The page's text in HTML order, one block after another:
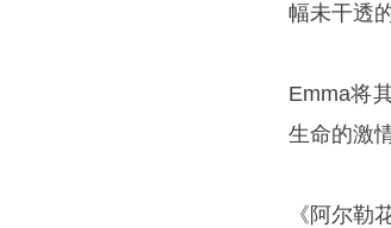
幅未干透
Emma将
生命的激
《阿尔勒